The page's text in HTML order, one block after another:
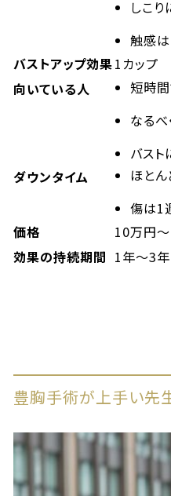
しこ
触感
バストアップ効果1カップ
向いている人
短時
なる
バス
ダウンタイム
ほと
傷は1
価格
10万円
効果の持続期間 1年～3年
豊胸手術が上手い先